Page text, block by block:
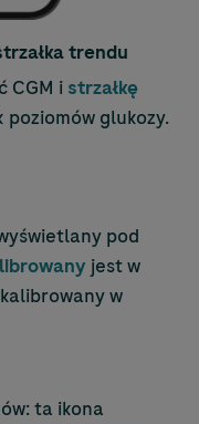
trendu
CGM i strzałkę
glukozy.
pod
jest w
w
ta ikona